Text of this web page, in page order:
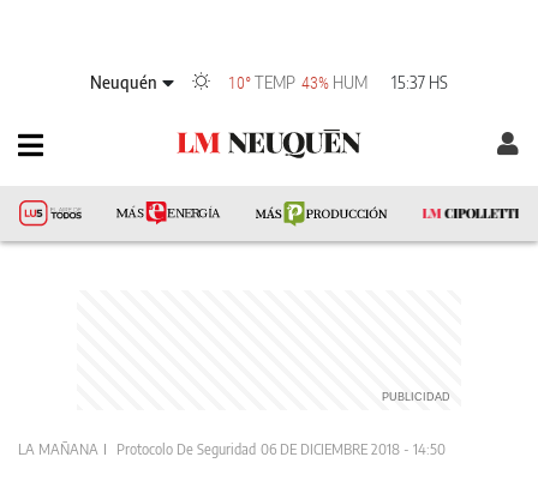
Neuquén 10°TEMP 43% HUM 15:37 HS
LA MAÑANA Protocolo De Seguridad 06 DE DICIEMBRE 2018 - 14:50